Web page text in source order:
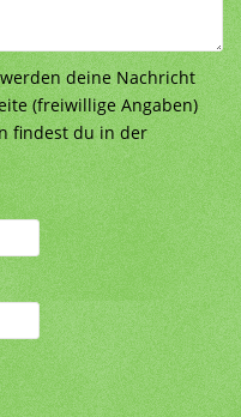
deine Nachricht
(freiwillige Angaben)
findest du in der